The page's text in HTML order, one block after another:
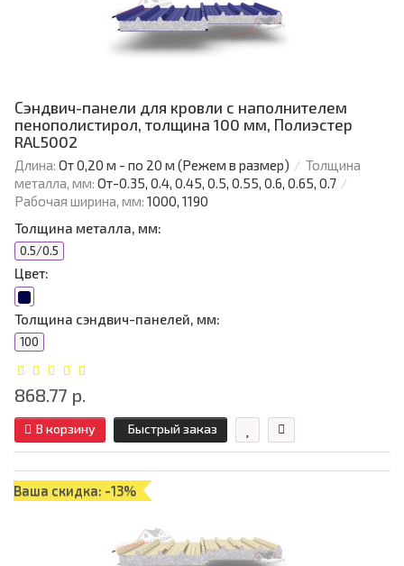
Сэндвич-панели для кровли с наполнителем
пенополистирол, толщина 100 мм, Полиэстер
RAL5002
Длина: От 0,20 м - по 20 м (Режем в размер)
Толщина
металла, мм: От-0.35, 0.4, 0.45, 0.5, 0.55, 0.6, 0.65, 0.7
Рабочая ширина, мм: 1000, 1190
Толщина металла, мм:
0.5/0.5
Цвет:
Толщина сэндвич-панелей, мм:
100
868.77 р.
В корзину Быстрый заказ
Ваша скидка: -13%